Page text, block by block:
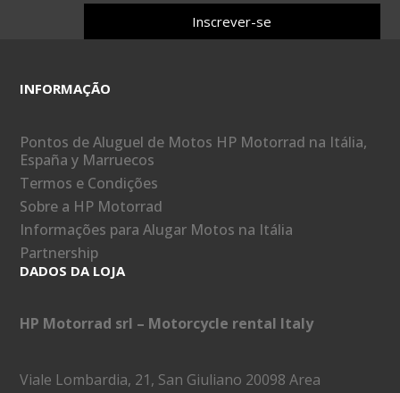
Inscrever-se
INFORMAÇÃO
Pontos de Aluguel de Motos HP Motorrad na Itália,
España y Marruecos
Termos e Condições
Sobre a HP Motorrad
Informações para Alugar Motos na Itália
Partnership
DADOS DA LOJA
HP Motorrad srl – Motorcycle rental Italy
Viale Lombardia, 21, San Giuliano 20098 Area